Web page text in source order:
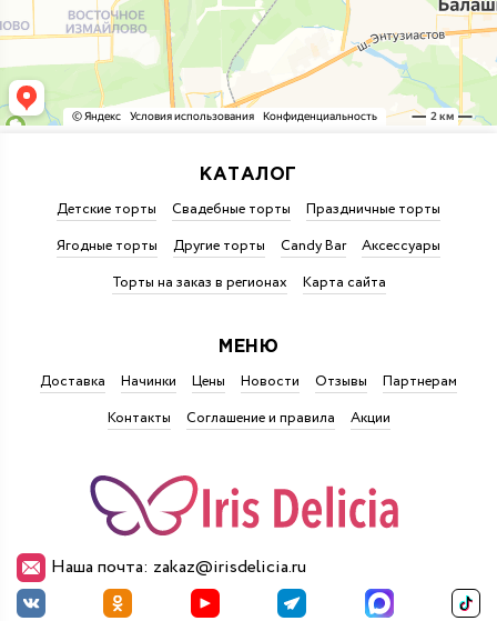
Наша почта: zakaz@irisdelicia.ru
КАТАЛОГ
Детские торты Свадебные торты
Праздничные торты
Ягодные торты
Другие торты Candy Bar
Аксессуары
Торты на заказ в регионах
Карта сайта
МЕНЮ
Доставка Начинки Цены Новости Отзывы
Партнерам
Контакты
Соглашение и правила Акции